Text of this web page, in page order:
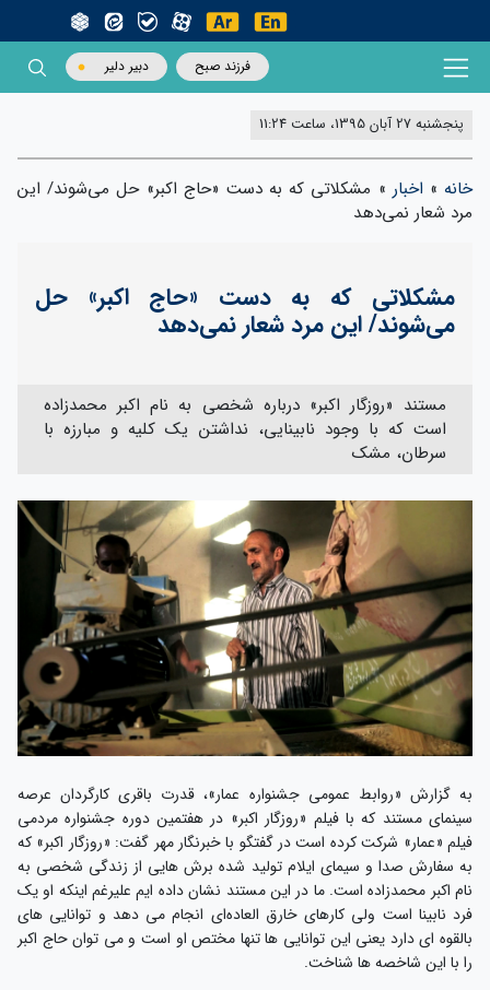
فرزند صبح دبیر دلیر
پنجشنبه 27 آبان 1395، ساعت 11:24
خانه» اخبار » مشکلاتی که به دست «حاج اکبر» حل می‌شوند/ این
مرد شعار نمی‌دهد
مشکلاتی که به دست «حاج اکبر» حل
می‌شوند/ این مرد شعار نمی‌دهد
مستند «روزگار اکبر» درباره شخصی به نام اکبر محمدزاده
است که با وجود نابینایی، نداشتن یک کلیه و مبارزه با
سرطان، مشک
به گزارش «روابط عمومی جشنواره عمار»، قدرت باقری کارگردان عرصه
سینمای مستند که با فیلم «روزگار اکبر» در هفتمین دوره جشنواره مردمی
فیلم «عمار» شرکت کرده است در گفتگو با خبرنگار مهر گفت: «روزگار اکبر» که
به سفارش صدا و سیمای ایلام تولید شده برش هایی از زندگی شخصی به
نام اکبر محمدزاده است. ما در این مستند نشان داده ایم علیرغم اینکه او یک
فرد نابینا است ولی کارهای خارق العاده‌ای انجام می دهد و توانایی های
بالقوه ای دارد یعنی این توانایی ها تنها مختص او است و می توان حاج اکبر
را با این شاخصه ها شناخت.